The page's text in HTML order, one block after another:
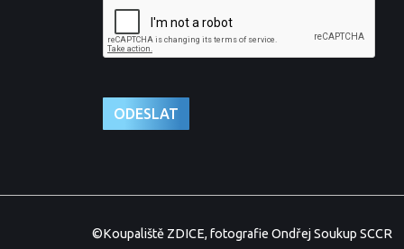
©Koupaliště ZDICE, fotografie Ondřej Soukup SCCR